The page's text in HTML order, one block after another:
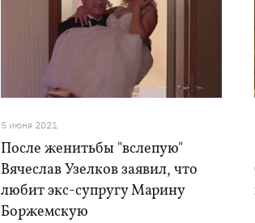
5 июня 2021
После женитьбы "вслепую"
Вячеслав Узелков заявил, что
любит экс-супругу Марину
Боржемскую